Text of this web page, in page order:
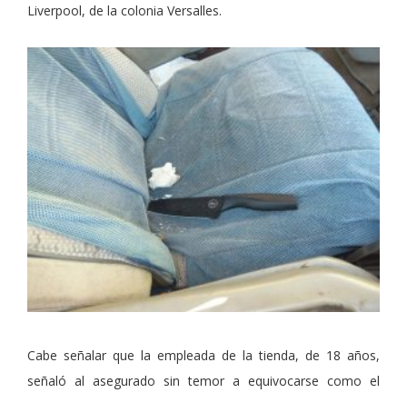
Liverpool, de la colonia Versalles.
Cabe señalar que la empleada de la tienda, de 18 años,
señaló al asegurado sin temor a equivocarse como el